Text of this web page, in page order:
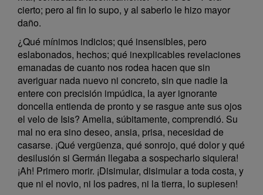
cierto; pero al fin lo supo, y al saberlo le hizo mayor
daño.
¿Qué mínimos indicios; qué insensibles, pero
eslabonados, hechos; qué inexplicables revelaciones
emanadas de cuanto nos rodea hacen que sin
averiguar nada nuevo ni concreto, sin que nadie la
entere con precisión impúdica, la ayer ignorante
doncella entienda de pronto y se rasgue ante sus ojos
el velo de Isis? Amelia, súbitamente, comprendió. Su
mal no era sino deseo, ansia, prisa, necesidad de
casarse. ¡Qué vergüenza, qué sonrojo, qué dolor y qué
desilusión si Germán llegaba a sospecharlo siquiera!
¡Ah! Primero morir. ¡Disimular, disimular a toda costa, y
que ni el novio, ni los padres, ni la tierra, lo supiesen!